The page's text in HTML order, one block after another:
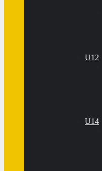
U12
U14